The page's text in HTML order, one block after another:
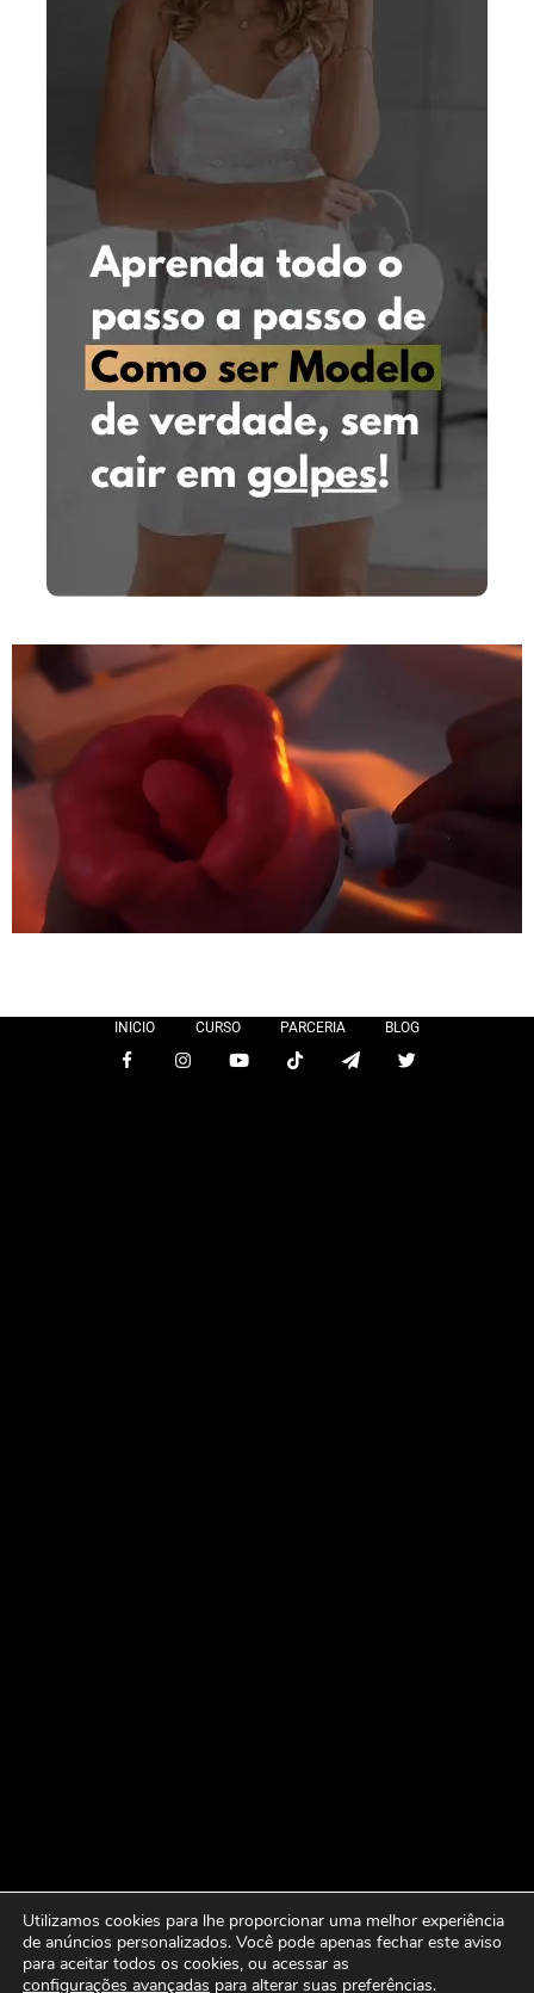
INICIO CURSO PARCERIA BLOG
Utilizamos cookies para lhe proporcionar uma melhor experiência
de anúncios personalizados. Você pode apenas fechar este aviso
para aceitar todos os cookies, ou acessar as
configurações avançadas para alterar suas preferências.